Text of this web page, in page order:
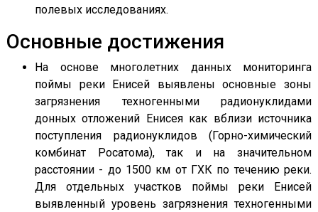
полевых исследованиях.
Основные достижения
На основе многолетних данных мониторинга
поймы реки Енисей выявлены основные зоны
загрязнения техногенными радионуклидами
донных отложений Енисея как вблизи источника
поступления радионуклидов (Горно-химический
комбинат Росатома), так и на значительном
расстоянии - до 1500 км от ГХК по течению реки.
Для отдельных участков поймы реки Енисей
выявленный уровень загрязнения техногенными